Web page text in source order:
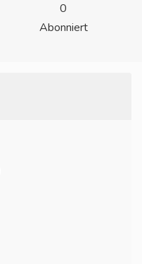
0
Abonniert